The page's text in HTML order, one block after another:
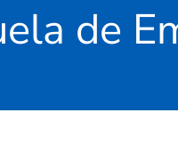
de